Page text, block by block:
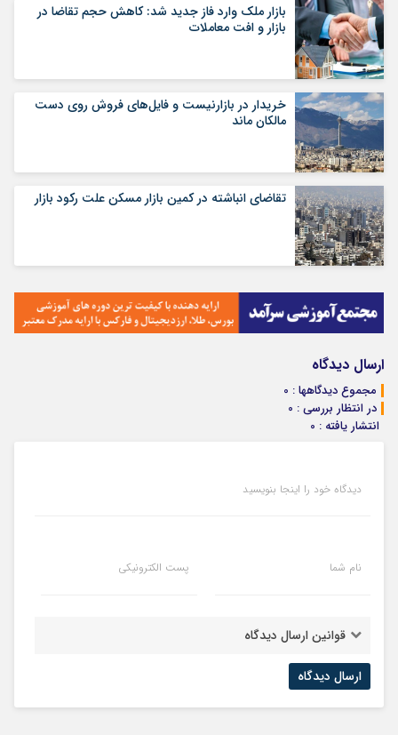
بازار ملک وارد فاز جدید شد: کاهش حجم تقاضا در
بازار و افت معاملات
خریدار در بازارنیست و فایل‌های فروش روی دست
مالکان ماند
تقاضای انباشته در کمین بازار مسکن علت رکود بازار
ارسال دیدگاه
مجموع دیدگاهها : 0
در انتظار بررسی : 0
انتشار یافته : 0
دیدگاه خود را اینجا بنویسید
نام شما پست الکترونیکی
قوانین ارسال دیدگاه